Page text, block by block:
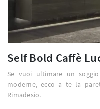
Self Bold Caffè
Se vuoi ultimare un
moderne, ecco a te la
Rimadesio.